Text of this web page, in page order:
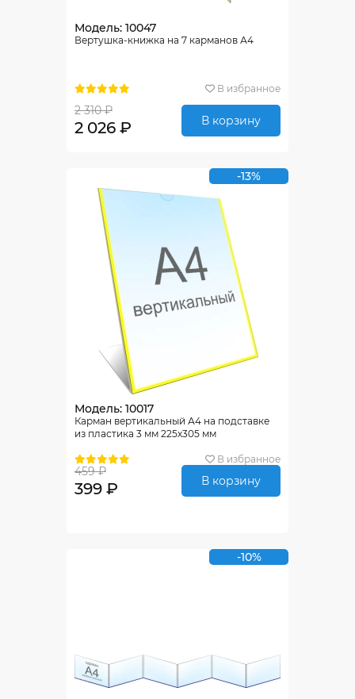
Модель: 10047
Вертушка-книжка на 7 карманов А4
В избранное
2 310 ₽
2 026 ₽ В корзину
-13%
Модель: 10017
Карман вертикальный А4 на подставке
из пластика 3 мм 225х305 мм
В избранное
459 ₽
399 ₽ В корзину
-10%